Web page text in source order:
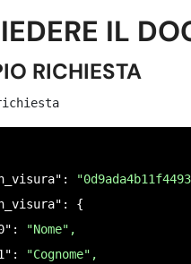
"
CELLULARE",
"null":
false,
"ordine":
"istruzioni":
"Inserisci il
{
"
"CODICE FISCALE",
"
false,
IL
RICHIESTA
{
"Nome",
"Cognome",